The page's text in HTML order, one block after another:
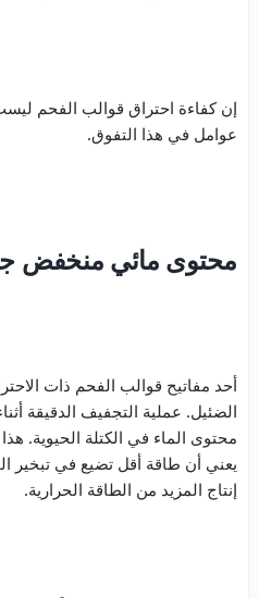
إن كفاءة احتراق قوالب الفحم
عوامل في هذا التفوق.
محتوى مائي منخفض
أحد مفاتيح قوالب الفحم ذات
الضئيل. عملية التجفيف الدقيقة
محتوى الماء في الكتلة الحيوية.
يعني أن طاقة أقل تضيع في تبخير
إنتاج المزيد من الطاقة الحرارية.